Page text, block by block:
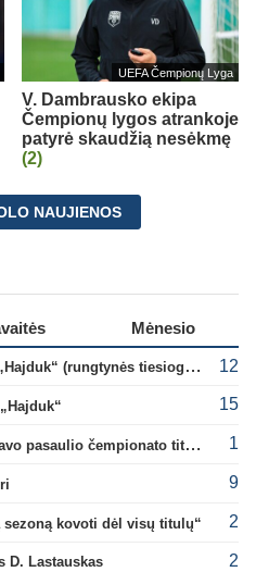
UEFA Čempionų Lyga
V. Dambrausko ekipa
Čempionų lygos atrankoje
patyrė skaudžią nesėkmę
(2)
NAUJIENOS
Mėnesio
Konferencijų lyga: „Žalgiris“ – „Hajduk“ (rungtynės tiesiogiai) 12
15
B. Mendy: „Darau ką noriu su savo pasaulio čempionato titulu“ 1
9
kovoti dėl visų titulų“ 2
D. Lastauskas 2